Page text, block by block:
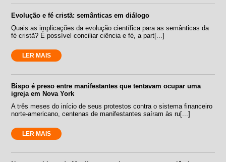
Evolução e fé cristã: semânticas em diálogo
Quais as implicações da evolução científica para as semânticas da
fé cristã? É possível conciliar ciência e fé, a part[...]
LER MAIS
Bispo é preso entre manifestantes que tentavam ocupar uma
igreja em Nova York
A três meses do início de seus protestos contra o sistema financeiro
norte-americano, centenas de manifestantes saíram às ru[...]
LER MAIS